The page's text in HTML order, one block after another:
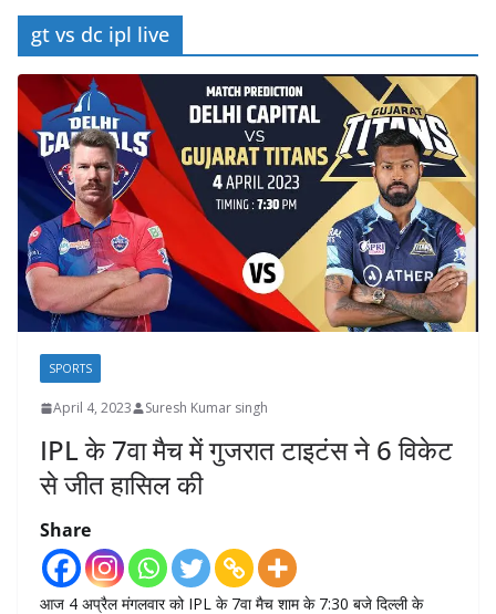
gt vs dc ipl live
SPORTS
April 4, 2023 Suresh Kumar singh
IPL के 7वा मैच में गुजरात टाइटंस ने 6 विकेट
से जीत हासिल की
Share
आज 4 अप्रैल मंगलवार को IPL के 7वा मैच शाम के 7:30 बजे दिल्ली के